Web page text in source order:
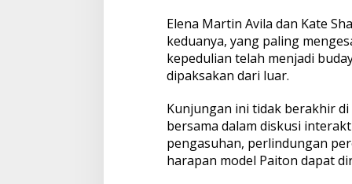
Elena Martin Avila dan Kate
keduanya, yang paling
kepedulian telah menjadi
dipaksakan dari luar.
Kunjungan ini tidak berakhir
bersama dalam diskusi
pengasuhan, perlindungan
harapan model Paiton dapat